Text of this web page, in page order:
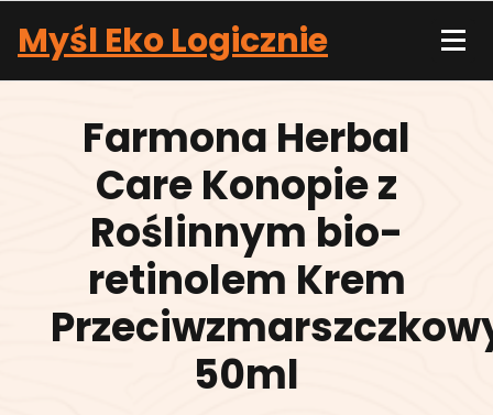
content
Myśl Eko Logicznie
Farmona Herbal
Care Konopie z
Roślinnym bio-
retinolem Krem
50ml